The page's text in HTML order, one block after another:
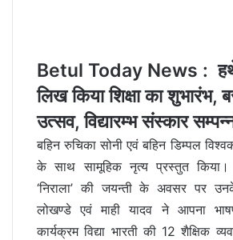
Betul Today News :
लिख किया शिक्षा का शुभारंभ,
उत्सव, विद्यारम्भ संस्कार
बहिन रुचिका सोनी एवं बहिन डिम्पल
के साथ सामूहिक नृत्य प्रस्तुत किया।
‘निराला’ की जयन्ती के अवसर पर
लोखण्डे एवं माही यादव ने आपना
कार्यक्रम विद्या भारती की 12 शैक्षिक